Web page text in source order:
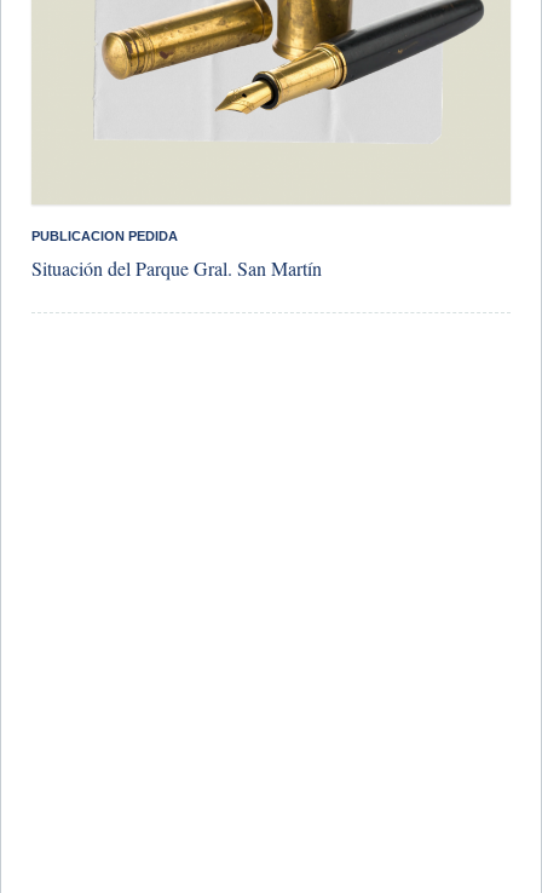
PUBLICACION PEDIDA
Situación del Parque Gral. San Martín